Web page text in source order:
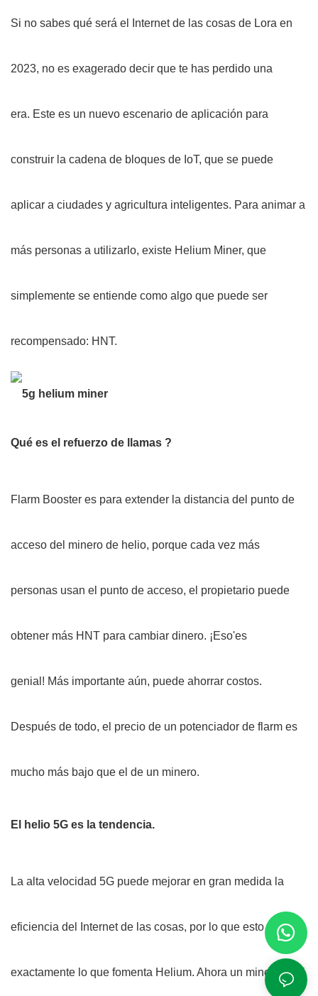
Si no sabes qué será el Internet de las cosas de Lora en
2023, no es exagerado decir que te has perdido una
era. Este es un nuevo escenario de aplicación para
construir la cadena de bloques de IoT, que se puede
aplicar a ciudades y agricultura inteligentes. Para animar a
más personas a utilizarlo, existe Helium Miner, que
simplemente se entiende como algo que puede ser
recompensado: HNT.
Qué es el refuerzo de llamas ?
Flarm Booster es para extender la distancia del punto de
acceso del minero de helio, porque cada vez más
personas usan el punto de acceso, el propietario puede
obtener más HNT para cambiar dinero. ¡Eso'es
genial! Más importante aún, puede ahorrar costos.
Después de todo, el precio de un potenciador de flarm es
mucho más bajo que el de un minero.
El helio 5G es la tendencia.
La alta velocidad 5G puede mejorar en gran medida la
eficiencia del Internet de las cosas, por lo que esto es
exactamente lo que fomenta Helium. Ahora un minero de 5